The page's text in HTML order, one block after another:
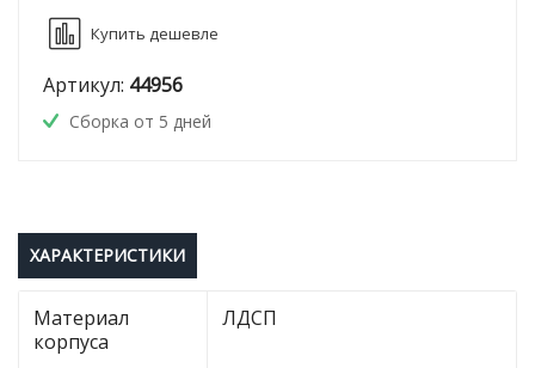
Купить дешевле
Артикул: 44956
Сборка от 5 дней
ХАРАКТЕРИСТИКИ
Материал
корпуса
ЛДСП